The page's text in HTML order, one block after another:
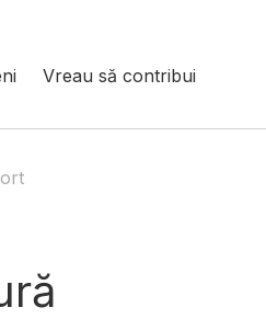
Vreau să contribui